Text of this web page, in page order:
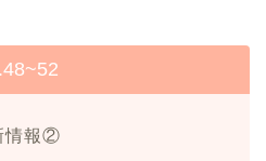
情報②